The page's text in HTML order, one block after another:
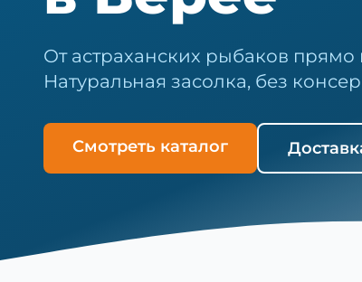
От астраханских рыбаков прямо
Натуральная засолка, без
Смотреть каталог